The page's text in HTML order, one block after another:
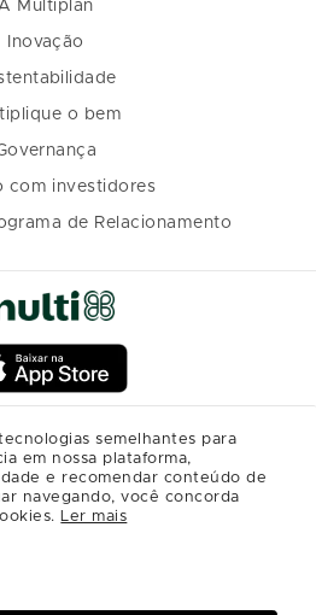
Multiplan
Inovação
o bem
com investidores
de Relacionamento
semelhantes para
em nossa plataforma,
e recomendar conteúdo de
navegando, você concorda
Ler mais